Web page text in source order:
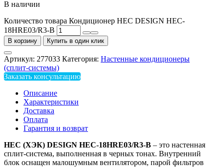
В наличии
Количество товара Кондиционер HEC DESIGN HEC-
18HRE03/R3-B
В корзину Купить в один клик
Артикул: 277033 Категория: Настенные кондиционеры
(сплит-системы)
Заказать консультацию
Описание
Характеристики
Доставка
Оплата
Гарантия и возврат
HEC (ХЭК) DESIGN HEC-18HRE03/R3-B – это настенная
сплит-система, выполненная в черных тонах. Внутренний
блок оснащен малошумным вентилятором, парой фильтров